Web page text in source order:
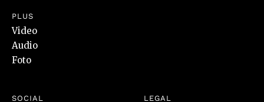
PLUS
Video
Audio
Foto
SOCIAL LEGAL